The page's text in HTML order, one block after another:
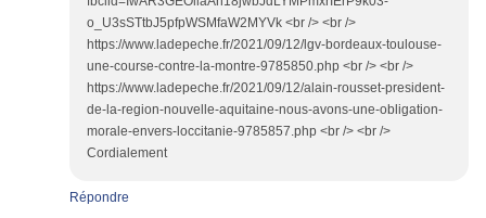
o_U3sSTtbJ5pfpWSMfaW2MYVk <br /> <br />
https://www.ladepeche.fr/2021/09/12/lgv-bordeaux-toulouse-
une-course-contre-la-montre-9785850.php <br /> <br />
https://www.ladepeche.fr/2021/09/12/alain-rousset-president-
de-la-region-nouvelle-aquitaine-nous-avons-une-obligation-
morale-envers-loccitanie-9785857.php <br /> <br />
Cordialement
Répondre